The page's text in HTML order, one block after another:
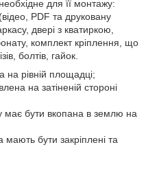
для її монтажу:
PDF та друковану
двері з кватиркою,
комплект кріплення, що
болтів, гайок.
на рівній площадці;
на затіненій стороні
бути вкопана в землю на
мають бути закріплені та